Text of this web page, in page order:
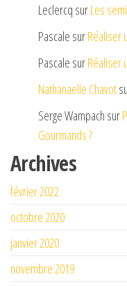
Leclercq surLes
Pascale surRéaliser
Pascale surRéaliser
Nathanaelle Chavot
Serge Wampach sur
Gourmands ?
Archives
février 2022
octobre 2020
janvier 2020
novembre 2019